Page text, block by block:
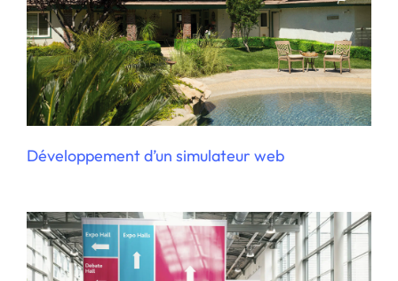
Développement d’un simulateur web
Organisation d’un salon professionnel en
ligne